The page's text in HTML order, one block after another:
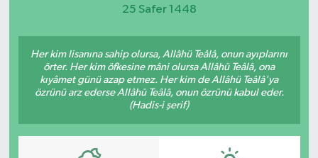
25 Safer 1448
Her kim lisanına sahip olursa, Allâhü Teâlâ, onun ayıplarını
örter. Her kim öfkesine mâni olursa Allâhü Teâlâ, ona
kıyâmet günü azap etmez. Her kim de Allâhü Teâlâ'ya
özrünü arz ederse Allâhü Teâlâ, onun özrünü kabul eder.
(Hadis-i şerif)